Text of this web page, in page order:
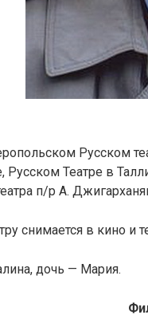
Русском
Русском Театре в
п/р А.
снимается в кино и
дочь — Мария.